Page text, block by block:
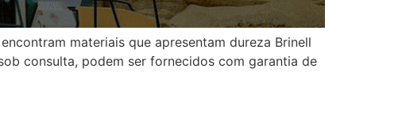
materiais que apresentam dureza Brinell
consulta, podem ser fornecidos com garantia de